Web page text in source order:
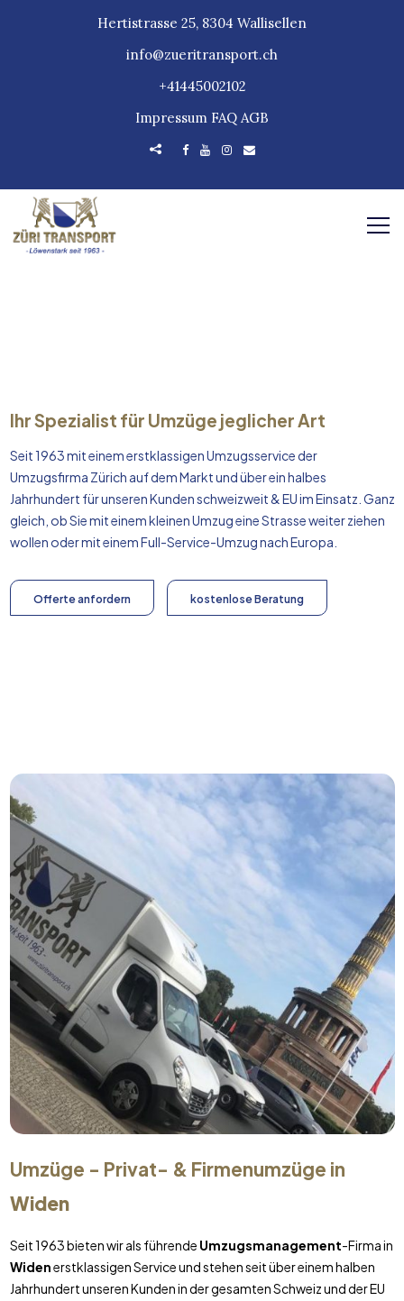
Hertistrasse 25, 8304 Wallisellen
info@zueritransport.ch
+41445002102
Impressum FAQ AGB
Ihr Spezialist für Umzüge jeglicher Art
Seit 1963 mit einem erstklassigen Umzugsservice der
Umzugsfirma Zürich auf dem Markt und über ein halbes
Jahrhundert für unseren Kunden schweizweit & EU im Einsatz. Ganz
gleich, ob Sie mit einem kleinen Umzug eine Strasse weiter ziehen
wollen oder mit einem Full-Service-Umzug nachEuropa
Offerte anfordern kostenlose Beratung
Umzüge - Privat- & Firmenumzüge in
Widen
Seit 1963 bieten wir als führende Umzugsmanagement-Firma in
Widenerstklassigen Service und stehen seit über einem halben
Jahrhundert unseren Kunden in der gesamten Schweiz und der EU